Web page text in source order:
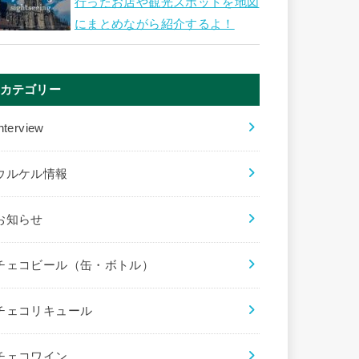
にまとめながら紹介するよ！
カテゴリー
ルケル情報
知らせ
ェコビール（缶・ボトル）
ェコリキュール
ェコワイン